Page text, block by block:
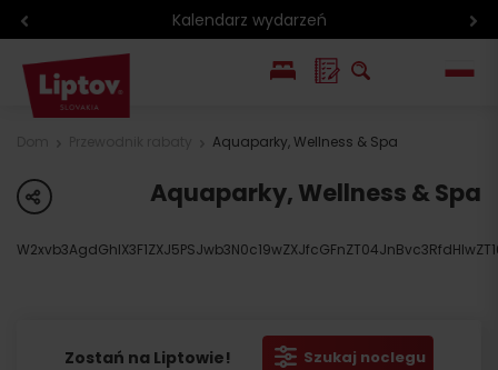
Kalendarz wydarzeń
Aquaparky, Wellness & Spa
share Aquaparky, Wellness & Spa
Zostań na Liptowie! Szukaj noclegu